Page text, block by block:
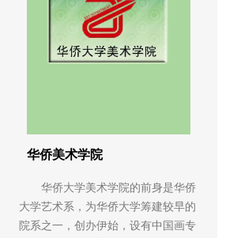
华侨美术学院
华侨大学美术学院的前身是华侨
大学艺术系，为华侨大学筹建较早的
院系之一，创办伊始，设有中国画专